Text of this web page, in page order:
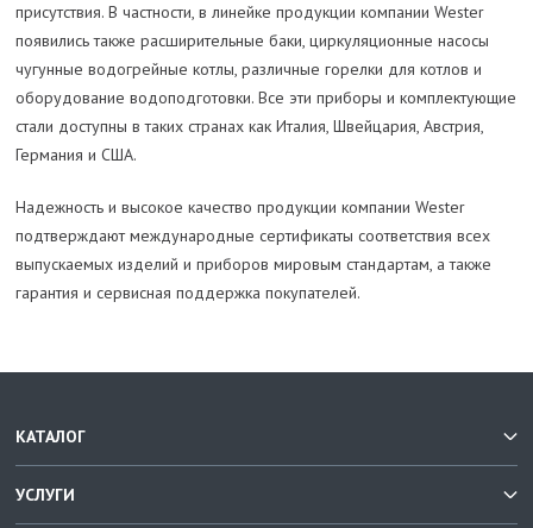
присутствия. В частности, в линейке продукции компании Wester
появились также расширительные баки, циркуляционные насосы
чугунные водогрейные котлы, различные горелки для котлов и
оборудование водоподготовки. Все эти приборы и комплектующие
стали доступны в таких странах как Италия, Швейцария, Австрия,
Германия и США.
Надежность и высокое качество продукции компании Wester
подтверждают международные сертификаты соответствия всех
выпускаемых изделий и приборов мировым стандартам, а также
гарантия и сервисная поддержка покупателей.
КАТАЛОГ
УСЛУГИ